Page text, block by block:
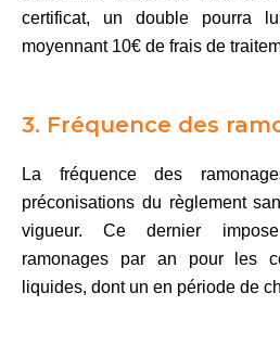
certificat, un double pourra
moyennant 10€ de frais de
3. Fréquence des
La fréquence des
préconisations du règlement
vigueur. Ce dernier
ramonages par an pour les
liquides, dont un en période de